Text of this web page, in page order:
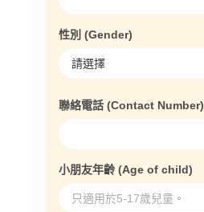
性別 (Gender)
聯絡電話 (Contact Number)
小朋友年齡 (Age of child)